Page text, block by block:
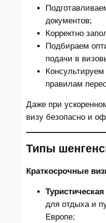
документов;
Корректно
Подбираем
подачи в
правилам
Даже при
визу безопасно и
Типы
Краткосрочные
для отдыха и
Европе;